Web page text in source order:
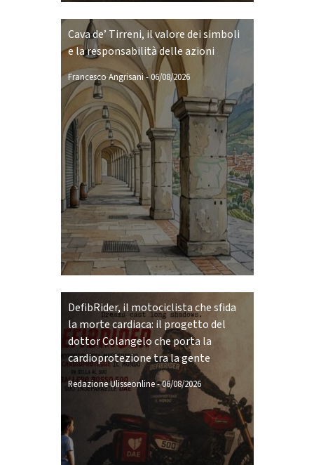
Cava de’ Tirreni, il valore dei simboli
e la responsabilità delle azioni
Francesco Angrisani-06/08/2026
DefibRider, il motociclista che sfida
la morte cardiaca: il progetto del
dottor Colangelo che porta la
cardioprotezione tra la gente
Redazione Ulisseonline-06/08/2026